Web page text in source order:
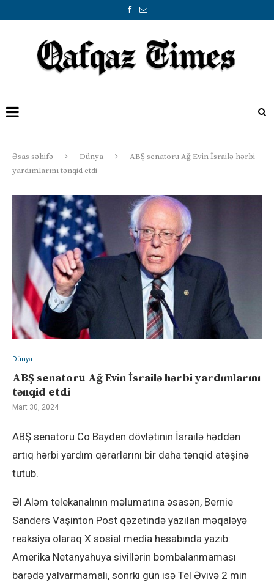
Əsas səhifə Dünya
ABŞ senatoru Ağ Evin İsrailə hərbi
yardımlarını tənqid etdi
Dünya
ABŞ senatoru Ağ Evin İsrailə hərbi yardımlarını
tənqid etdi
Mart 30, 2024
ABŞ senatoru Co Bayden dövlətinin İsrailə həddən
artıq hərbi yardım qərarlarını bir daha tənqid atəşinə
tutub.
Əl Aləm telekanalının məlumatına əsasən, Bernie
Sanders Vaşinton Post qəzetində yazılan məqaləyə
reaksiya olaraq X sosial media hesabında yazıb:
Amerika Netanyahuya sivillərin bombalanmaması
barədə yalvarmamalı, sonrkı gün isə Tel Əvivə 2 min